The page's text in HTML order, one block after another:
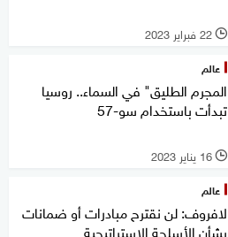
l 22 فبراير 2023
عالم
المجرم الطليق" في السماء.. روسيا
تبدأت باستخدام سو-57
l 16 يناير 2023
عالم
لافروف: لن نقترح مبادرات أو ضمانات
بشأن الأسلحة الاستراتيجية